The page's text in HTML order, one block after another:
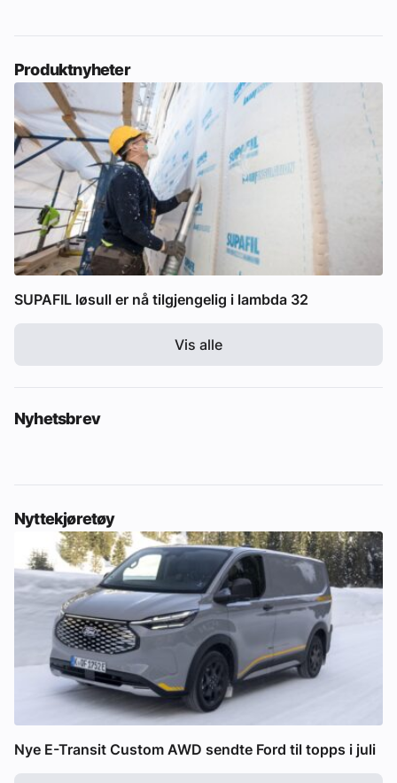
Produktnyheter
SUPAFIL løsull er nå tilgjengelig i lambda 32
Vis alle
Nyhetsbrev
Nyttekjøretøy
Nye E-Transit Custom AWD sendte Ford til topps i juli